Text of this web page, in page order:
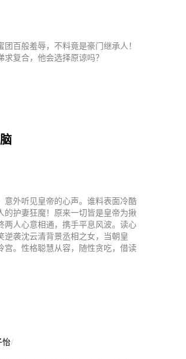
百般羞辱，不料竟是豪门继承人！
复合，他会选择原谅吗？
意外听见皇帝的心声。谁料表面冷酷
的护妻狂魔！原来一切皆是皇帝为揪
两人心意相通，携手平息风波。读心
逆袭沈云清背景丞相之女，当朝皇
宫。性格聪慧从容，随性贪吃，借读
怡/